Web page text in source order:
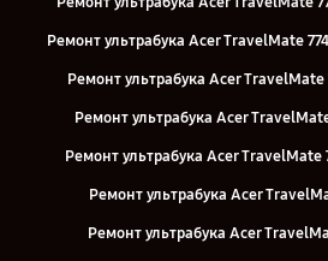
Ремонт ультрабука Acer TravelMate
Ремонт ультрабука Acer TravelMate
Ремонт ультрабука Acer
Ремонт ультрабука Acer TravelMate
Ремонт ультрабука Acer
Ремонт ультрабука Acer